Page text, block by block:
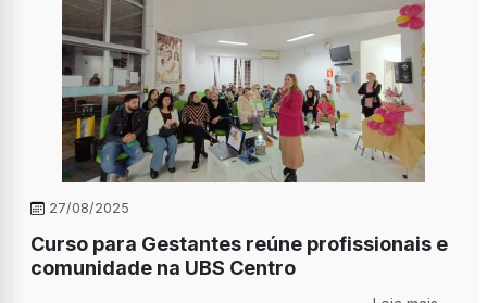
27/08/2025
Curso para Gestantes reúne profissionais e
comunidade na UBS Centro